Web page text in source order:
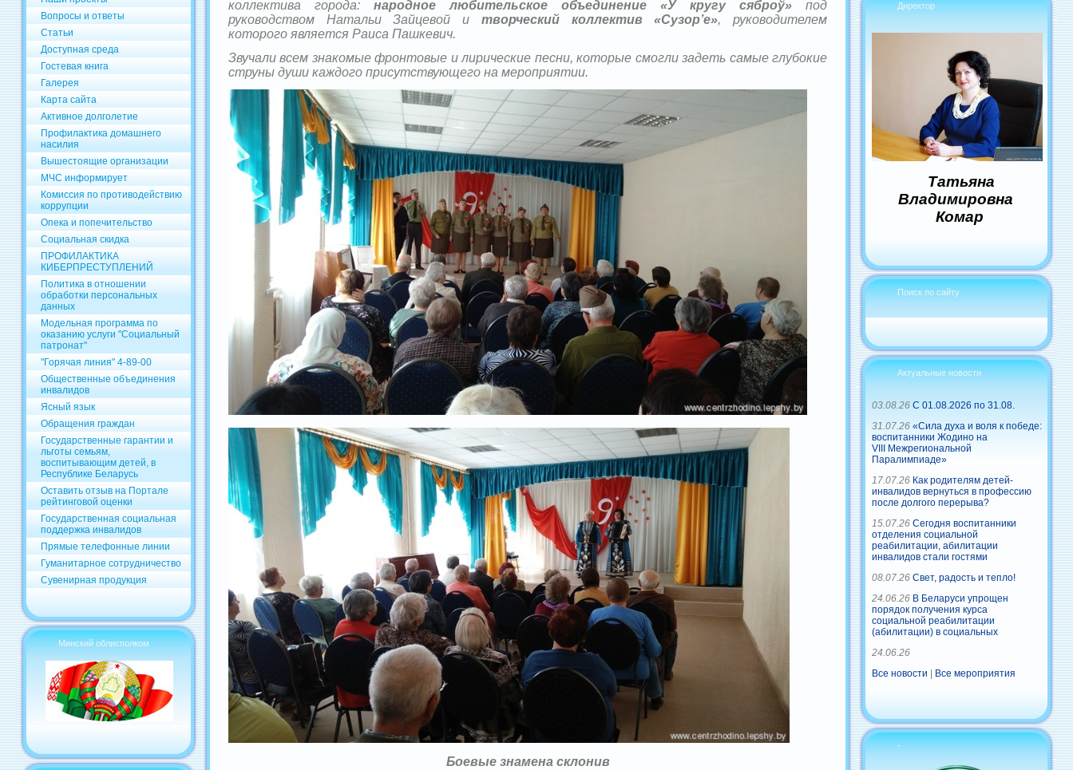
Вопросы и ответы
Статьи
Доступная среда
Гостевая книга
Галерея
Карта сайта
Активное долголетие
Профилактика домашнего
насилия
Вышестоящие организации
МЧС информирует
Комиссия по противодействию
коррупции
Опека и попечительство
Социальная скидка
ПРОФИЛАКТИКА
КИБЕРПРЕСТУПЛЕНИЙ
Политика в отношении
обработки персональных
данных
Модельная программа по
оказанию услуги "Социальный
патронат"
"Горячая линия" 4-89-00
Общественные объединения
инвалидов
Ясный язык
Обращения граждан
Государственные гарантии и
льготы семьям,
воспитывающим детей, в
Республике Беларусь
Оставить отзыв на Портале
рейтинговой оценки
Государственная социальная
поддержка инвалидов
Прямые телефонные линии
Гуманитарное сотрудничество
Сувенирная продукция
Минский облисполком
коллектива города: народное любительское объединение «У кругу сяброў» под
руководством Натальи Зайцевой и творческий коллектив «Сузор’е», руководителем
которого является Раиса Пашкевич.
Звучали всем знакомые фронтовые и лирические песни, которые смогли задеть самые глубокие
струны души каждого присутствующего на мероприятии.
Боевые знамена склонив
Директор
Татьяна
Владимировна
Комар
Поиск по сайту
Актуальные новости
03.08.26 С 01.08.2026 по 31.08.
31.07.26 «Сила духа и воля к победе:
воспитанники Жодино на
VIII Межрегиональной
Паралимпиаде»
17.07.26 Как родителям детей-
инвалидов вернуться в профессию
после долгого перерыва?
15.07.26 Сегодня воспитанники
отделения социальной
реабилитации, абилитации
инвалидов стали гостями
08.07.26 Свет, радость и тепло!
24.06.26 В Беларуси упрощен
порядок получения курса
социальной реабилитации
(абилитации) в социальных
24.06.26
Все новости
Все мероприятия
-